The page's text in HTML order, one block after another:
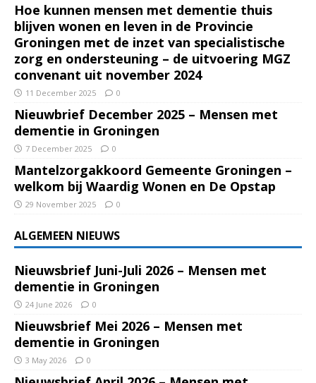
Hoe kunnen mensen met dementie thuis
blijven wonen en leven in de Provincie
Groningen met de inzet van specialistische
zorg en ondersteuning – de uitvoering MGZ
convenant uit november 2024
11 December 2025 0
Nieuwbrief December 2025 – Mensen met
dementie in Groningen
7 December 2025 0
Mantelzorgakkoord Gemeente Groningen –
welkom bij Waardig Wonen en De Opstap
29 November 2025 0
ALGEMEEN NIEUWS
Nieuwsbrief Juni-Juli 2026 – Mensen met
dementie in Groningen
24 June 2026 0
Nieuwsbrief Mei 2026 – Mensen met
dementie in Groningen
3 May 2026 0